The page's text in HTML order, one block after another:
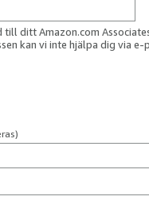
ditt Amazon.com
kan vi inte hjälpa dig via e-